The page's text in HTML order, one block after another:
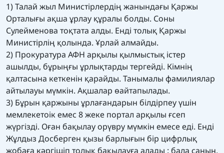
1) Талай жыл Министірлердің жанындағы Қаржы
Орталығы ақша ұрлау құралы болды. Соны
Сулейменова тоқтата алды. Енді толық Қаржы
Министірлің қолында. Ұрлай алмайды.
2) Прокуратура АФН арқылы қылмыстық істер
ашылды, бұрыңғы ұрлықтарды тергейді. Кімнің
қалтасына кеткенін қарайды. Танымалы фамилиялар
айтылауы мүмкін. Ақшалар өайтапылады.
3) Бұрын қаржыны ұрлағандарын білдірпеу үшін
мемлекетоік емес 8 жеке портал арқылы ғсеп
жүргізді. Оған бақылау орүвру мүмкін емесе еді. Енді
Жұлдыз Досберген қызы барлығын бір цифрлық
жобаға кәргіщіп толық бақылауға алады : бала санын,